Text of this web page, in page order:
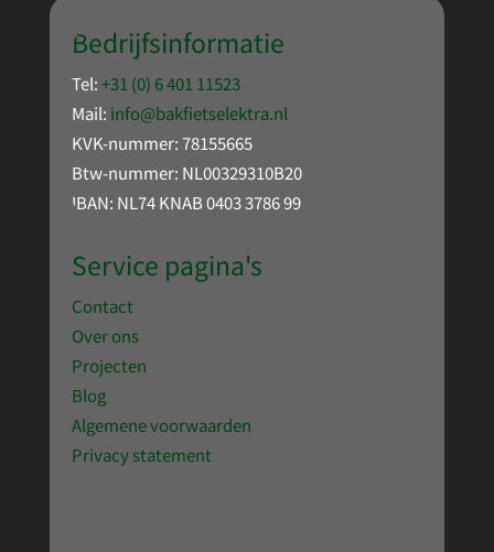
Bedrijfsinformatie
Tel:+31 (0) 6 401 11523
Mail: info@bakfietselektra.nl
KVK-nummer: 78155665
Btw-nummer: NL00329310B20
IBAN: NL74 KNAB 0403 3786 99
Service pagina's
Contact
Over ons
Projecten
Blog
Algemene voorwaarden
Privacy statement